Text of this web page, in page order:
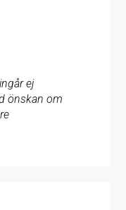
ej
önskan om